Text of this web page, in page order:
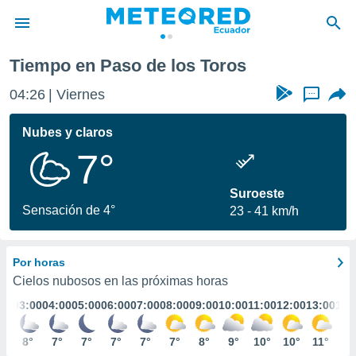
de
ha
calidad.
a este
las
y
digital
basada
Tiempo en Paso de los Toros
04:26 Viernes ...
Nubes y claros
7°
Sensación de 4°
Suroeste
23
41 km/h
Por horas
Cielos nubosos en las próximas horas
03:00
8°
04:00
7°
05:00
7°
06:00
7°
07:00
7°
08:00
7°
09:00
8°
10:00
9°
11:00
10°
12:00
10°
13:00
11°